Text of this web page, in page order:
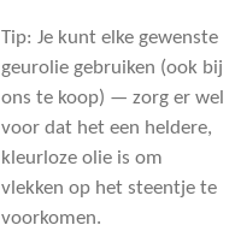
Tip: Je kunt elke gewenste
geurolie gebruiken (ook bij
ons te koop) — zorg er wel
voor dat het een heldere,
kleurloze olie is om
vlekken op het steentje te
voorkomen.